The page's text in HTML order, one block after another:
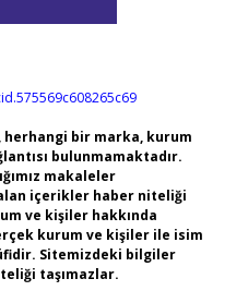
bir marka, kurum
bulunmamaktadır.
makaleler
içerikler haber niteliği
ve kişiler hakkında
kurum ve kişiler ile isim
Sitemizdeki bilgiler
taşımazlar.